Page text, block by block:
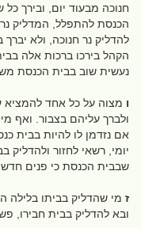
חנוכה מבעוד יום, ובירך
הכנסת להתפלל, המדליק
להדליק נר חנוכה, ולא
הקהל בירכו ברכות אלה
נעשית שוב בבית הכנסת
ו מצוה על כל אחד להמציא
ולברך עליהם בצבור. ואף
אם נזדמן לו להיות בבית
יומי, רשאי לחזור
שבבית הכנסת כי פנים
ז מי שהדליק בביתו בלילה
ובא להדליק בבית חבירו,